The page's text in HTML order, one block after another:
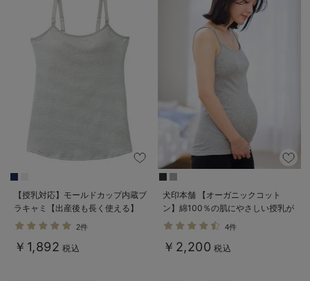
【授乳対応】モールドカップ内蔵ブ
ラキャミ【出産後も長く使える】
2件
￥1,892 税込
犬印本舗 【オーガニックコット
ン】綿100％の肌にやさしい授乳が
できるキャミソール【出産後も長く
4件
￥2,200 税込